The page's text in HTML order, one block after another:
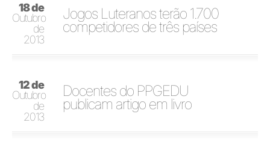
18 de
Outubro
de
2013
Jogos Luteranos terão 1.700
competidores de três países
12 de
Outubro
de
2013
Docentes do PPGEDU
publicam artigo em livro